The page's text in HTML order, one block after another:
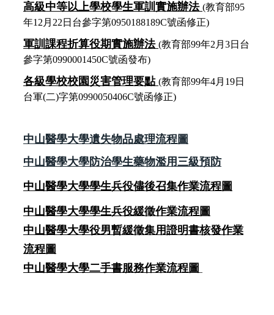
高級中等以上學校學生軍訓實施辦法 (教育部95
年12月22日 台參字第0950188189C號函修正)
軍訓課程折算役期實施辦法 (教育部99年2月3日 台
參字第0990001450C號函發布)
各級學校校園災害管理要點 (教育部99年4月19日
台軍(二)字第0990050406C號函修正)
中山醫學大學遺失物品處理流程圖
中山醫學大學防治學生藥物濫用三級預防
中山醫學大學學生兵役儘後召集作業流程圖
中山醫學大學學生兵役緩徵作業流程圖
中山醫學大學役男暫緩徵集用證明書核發作業
流程圖
中山醫學大學二手書服務作業流程圖